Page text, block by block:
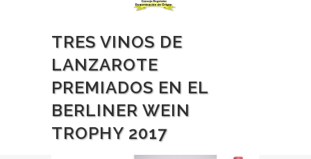
TRES VINOS DE
LANZAROTE
PREMIADOS EN EL
BERLINER WEIN
TROPHY 2017